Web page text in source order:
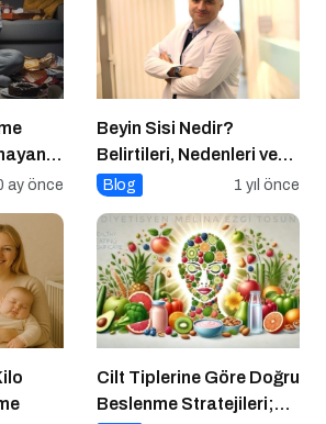
ay önce
Beyin Sisi Nedir?
Belirtileri, Nedenleri ve
Korunma Yolları
Blog 1 yıl önce
Cilt Tiplerine Göre Doğru
Beslenme Stratejileri;